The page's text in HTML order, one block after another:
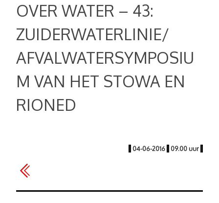
OVER WATER – 43:
ZUIDERWATERLINIE/
AFVALWATERSYMPOSIU
M VAN HET STOWA EN
RIONED
| 04-06-2016 | 09.00 uur |